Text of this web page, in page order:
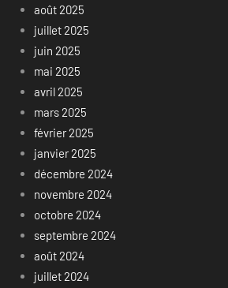
août 2025
juillet 2025
juin 2025
mai 2025
avril 2025
mars 2025
février 2025
janvier 2025
décembre 2024
novembre 2024
octobre 2024
septembre 2024
août 2024
juillet 2024